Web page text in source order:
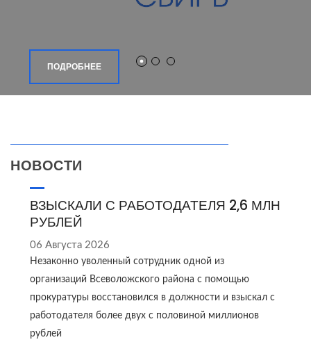
ПОДРОБНЕЕ
НОВОСТИ
ВЗЫСКАЛИ С РАБОТОДАТЕЛЯ 2,6 МЛН
РУБЛЕЙ
06 Августа 2026
Незаконно уволенный сотрудник одной из
организаций Всеволожского района с помощью
прокуратуры восстановился в должности и взыскал с
работодателя более двух с половиной миллионов
рублей